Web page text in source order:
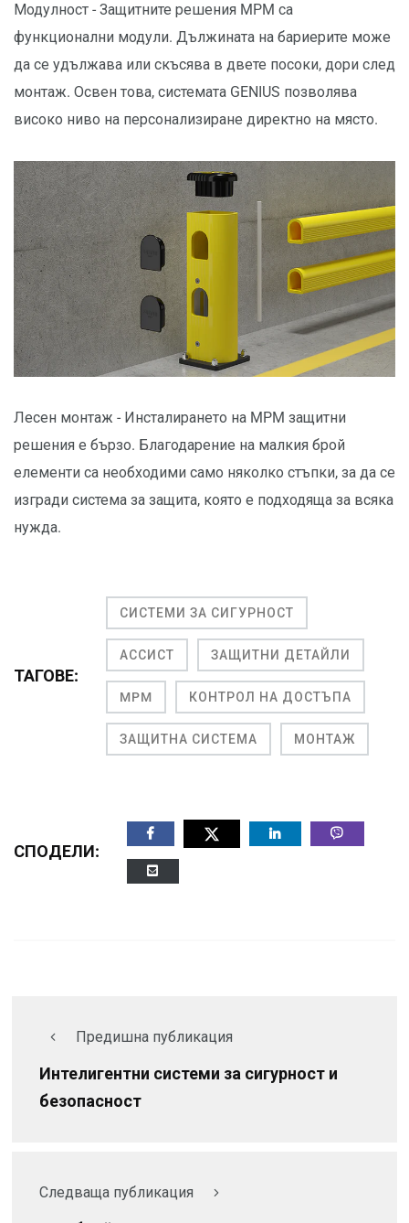
Модулност - Защитните решения MPM са
функционални модули. Дължината на бариерите може
да се удължава или скъсява в двете посоки, дори след
монтаж. Освен това, системата GENIUS позволява
високо ниво на персонализиране директно на място.
Лесен монтаж - Инсталирането на MPM защитни
решения е бързо. Благодарение на малкия брой
елементи са необходими само няколко стъпки, за да се
изгради система за защита, която е подходяща за всяка
нужда.
ТАГОВЕ:
СИСТЕМИ ЗА СИГУРНОСТ
АССИСТ ЗАЩИТНИ ДЕТАЙЛИ
MPM КОНТРОЛ НА ДОСТЪПА
ЗАЩИТНА СИСТЕМА МОНТАЖ
СПОДЕЛИ:
Предишна публикация
Интелигентни системи за сигурност и
безопасност
Следваща публикация